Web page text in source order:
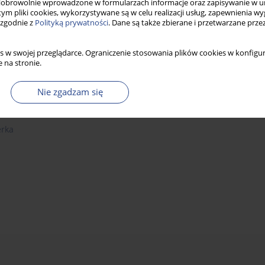
wprowadzone w formularzach informacje oraz zapisywanie w
pliki cookies, wykorzystywane są w celu realizacji usług, zapewnienia
z Polityką prywatności. Dane są także zbierane i przetwarzane
w swojej przeglądarce. Ograniczenie stosowania plików cookies w
na stronie.
Nie zgadzam się